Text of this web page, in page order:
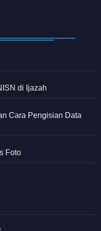
di Ijazah
Cara Pengisian Data
Foto